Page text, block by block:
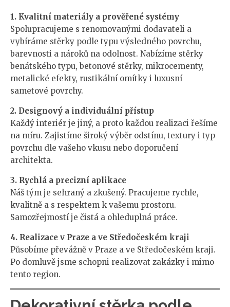
1. Kvalitní materiály a prověřené systémy
Spolupracujeme s renomovanými dodavateli a
vybíráme stěrky podle typu výsledného povrchu,
barevnosti a nároků na odolnost. Nabízíme stěrky
benátského typu, betonové stěrky, mikrocementy,
metalické efekty, rustikální omítky i luxusní
sametové povrchy.
2. Designový a individuální přístup
Každý interiér je jiný, a proto každou realizaci řešíme
na míru. Zajistíme široký výběr odstínu, textury i typ
povrchu dle vašeho vkusu nebo doporučení
architekta.
3. Rychlá a precizní aplikace
Náš tým je sehraný a zkušený. Pracujeme rychle,
kvalitně a s respektem k vašemu prostoru.
Samozřejmostí je čistá a ohleduplná práce.
4. Realizace v Praze a ve Středočeském kraji
Působíme převážně v Praze a ve Středočeském kraji.
Po domluvě jsme schopni realizovat zakázky i mimo
tento region.